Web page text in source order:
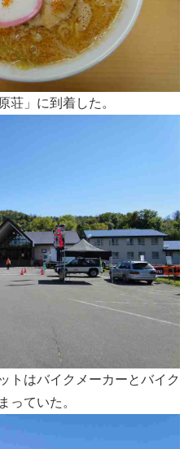
荘」に到着した。
トはバイクメーカーとバイク
っていた。